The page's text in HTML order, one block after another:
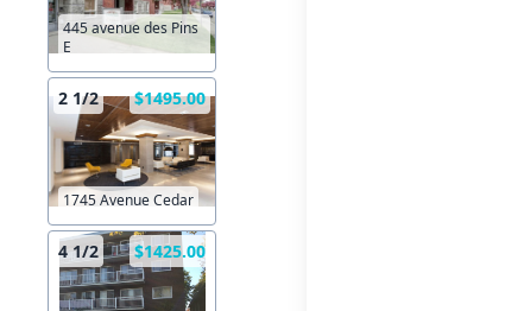
445 avenue des Pins
E
2 1/2 $1495.00
1745 Avenue Cedar
4 1/2 $1425.00